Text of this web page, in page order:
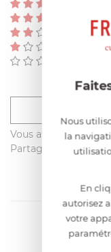
Vous avez acheté
Partagez votre avis
Nous
la
En
autorisez
votre